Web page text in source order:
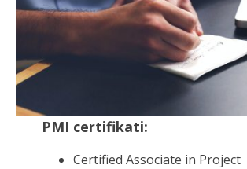
PMI certifikati:
Certified Associate in Project